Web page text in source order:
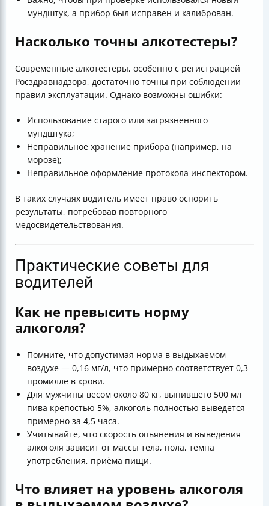
мундштук, а прибор был исправен и калиброван.
Насколько точны алкотестеры?
Современные алкотестеры, особенно с регистрацией
Росздравнадзора, достаточно точны при соблюдении
правил эксплуатации. Однако возможны ошибки:
Использование старого или загрязненного
мундштука;
Неправильное хранение прибора (например, на
морозе);
Неправильное оформление протокола инспектором.
В таких случаях водитель имеет право оспорить
результаты, потребовав повторного
медосвидетельствования.
Практические советы для
водителей
Как не превысить норму
алкоголя?
Помните, что допустимая норма в выдыхаемом
воздухе — 0,16 мг/л, что примерно соответствует 0,3
промилле в крови.
Для мужчины весом около 80 кг, выпившего 500 мл
пива крепостью 5%, алкоголь полностью выведется
примерно за 4,5 часа.
Учитывайте, что скорость опьянения и выведения
алкоголя зависит от массы тела, пола, темпа
употребления, приёма пищи.
Что влияет на уровень алкоголя